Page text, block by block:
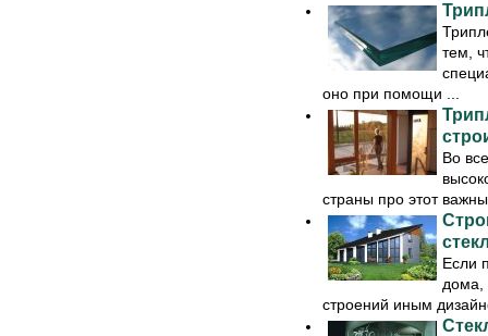
тем,
оно при помощи ...
Во
страны про этот
Если
дома,
строений иным